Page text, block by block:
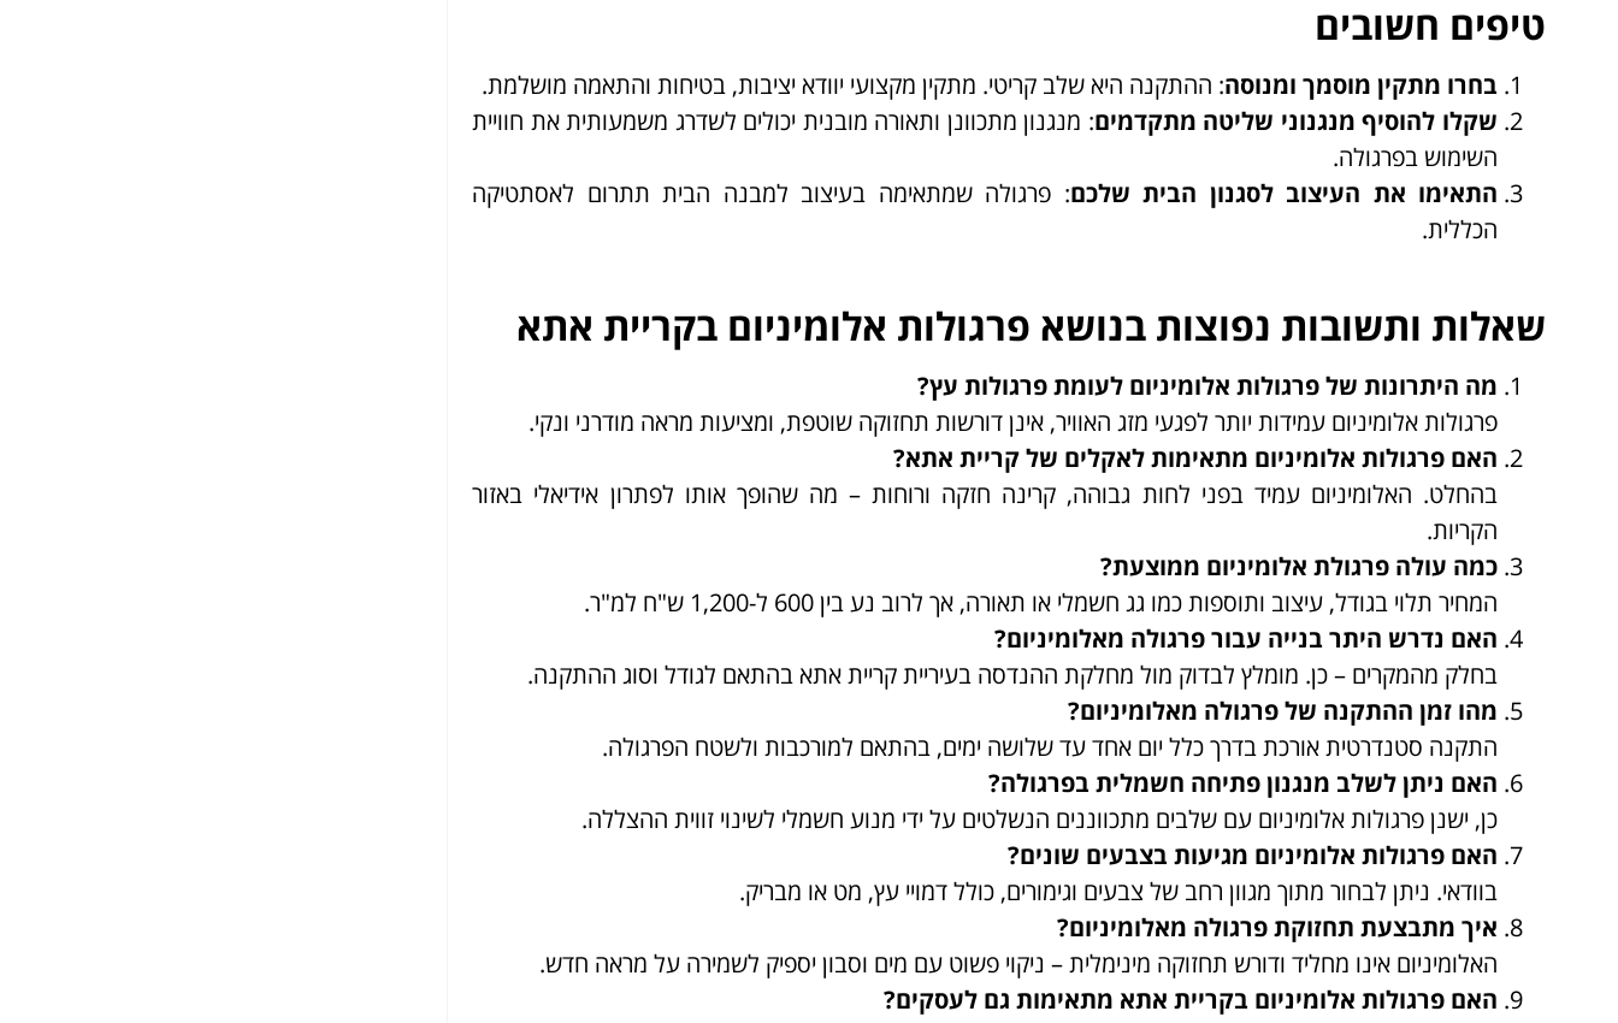
טיפים חשובים
בחרו מתקין מוסמך ומנוסה: ההתקנה היא שלב קריטי. מתקין מקצועי יוודא יציבות, בטיחות והתאמה מושלמת.
שקלו להוסיף מנגנוני שליטה מתקדמים: מנגנון מתכוונן ותאורה מובנית יכולים לשדרג משמעותית את חוויית
השימוש בפרגולה.
התאימו את העיצוב לסגנון הבית שלכם: פרגולה שמתאימה בעיצוב למבנה הבית תתרום לאסתטיקה
הכללית.
שאלות ותשובות נפוצות בנושא פרגולות אלומיניום בקריית אתא
מה היתרונות של פרגולות אלומיניום לעומת פרגולות עץ?
פרגולות אלומיניום עמידות יותר לפגעי מזג האוויר, אינן דורשות תחזוקה שוטפת, ומציעות מראה מודרני ונקי.
האם פרגולות אלומיניום מתאימות לאקלים של קריית אתא?
בהחלט. האלומיניום עמיד בפני לחות גבוהה, קרינה חזקה ורוחות – מה שהופך אותו לפתרון אידיאלי באזור
הקריות.
כמה עולה פרגולת אלומיניום ממוצעת?
המחיר תלוי בגודל, עיצוב ותוספות כמו גג חשמלי או תאורה, אך לרוב נע בין 600 ל-1,200 ש"ח למ"ר.
האם נדרש היתר בנייה עבור פרגולה מאלומיניום?
בחלק מהמקרים – כן. מומלץ לבדוק מול מחלקת ההנדסה בעיריית קריית אתא בהתאם לגודל וסוג ההתקנה.
מהו זמן ההתקנה של פרגולה מאלומיניום?
התקנה סטנדרטית אורכת בדרך כלל יום אחד עד שלושה ימים, בהתאם למורכבות ולשטח הפרגולה.
האם ניתן לשלב מנגנון פתיחה חשמלית בפרגולה?
כן, ישנן פרגולות אלומיניום עם שלבים מתכווננים הנשלטים על ידי מנוע חשמלי לשינוי זווית ההצללה.
האם פרגולות אלומיניום מגיעות בצבעים שונים?
בוודאי. ניתן לבחור מתוך מגוון רחב של צבעים וגימורים, כולל דמויי עץ, מט או מבריק.
איך מתבצעת תחזוקת פרגולה מאלומיניום?
האלומיניום אינו מחליד ודורש תחזוקה מינימלית – ניקוי פשוט עם מים וסבון יספיק לשמירה על מראה חדש.
האם פרגולות אלומיניום בקריית אתא מתאימות גם לעסקים?